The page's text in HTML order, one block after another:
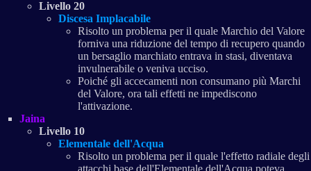
Livello 20
Discesa Implacabile
Risolto un problema per il quale Marchio del Valore
forniva una riduzione del tempo di recupero quando
un bersaglio marchiato entrava in stasi, diventava
invulnerabile o veniva ucciso.
Poiché gli accecamenti non consumano più Marchi
del Valore, ora tali effetti ne impediscono
l'attivazione.
Jaina
Livello 10
Elementale dell'Acqua
Risolto un problema per il quale l'effetto radiale degli
attacchi base dell'Elementale dell'Acqua poteva